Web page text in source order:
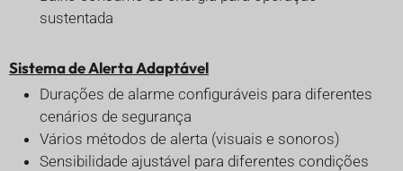
sustentada
Sistema de Alerta Adaptável
Durações de alarme configuráveis para diferentes
cenários de segurança
Vários métodos de alerta (visuais e sonoros)
Sensibilidade ajustável para diferentes condições